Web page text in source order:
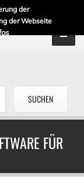
der
der Webseite
FÜR